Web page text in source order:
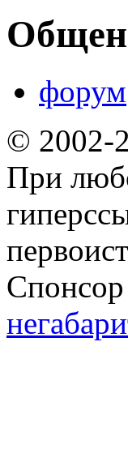
форум
© 2002-
При